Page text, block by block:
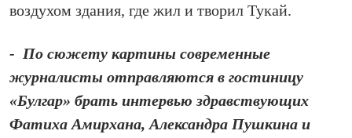
воздухом здания, где жил и творил Тукай.
- По сюжету картины современные
журналисты отправляются в гостиницу
«Булгар» брать интервью здравствующих
Фатиха Амирхана, Александра Пушкина и